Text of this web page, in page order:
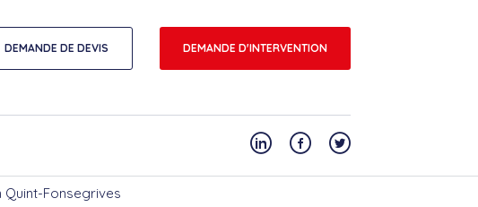
DEMANDE DE DEVIS DEMANDE D'INTERVENTION
Quint-Fonsegrives